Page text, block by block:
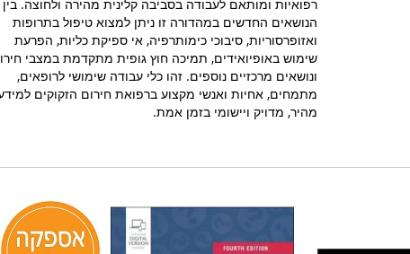
רפואיות ומותאם לעבודה בסביבה קלינית מהירה ולחוצה. בין
הנושאים החדשים במהדורה זו ניתן למצוא טיפול בתרופות
ואזופרסוריות, סיבוכי כימותרפיה, אי ספיקת כליות, הפרעת
שימוש באופיואידים, תמיכה חוץ גופית מתקדמת במצבי
ונושאים מרכזיים נוספים. זהו כלי עבודה שימושי לרופאים,
מתמחים, אחיות ואנשי מקצוע ברפואת חירום הזקוקים
מהיר, מדויק ויישומי בזמן אמת.